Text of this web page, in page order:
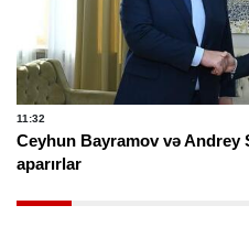
11:32
Ceyhun Bayramov və Andrey
aparırlar